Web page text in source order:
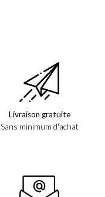
Livraison gratuite
Sans minimum d'achat